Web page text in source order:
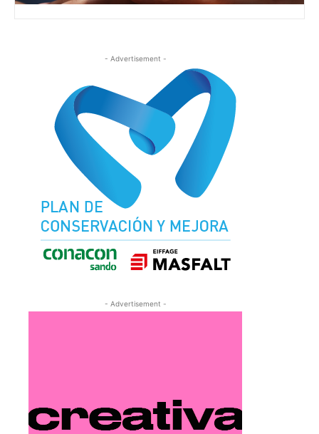
- Advertisement -
- Advertisement -